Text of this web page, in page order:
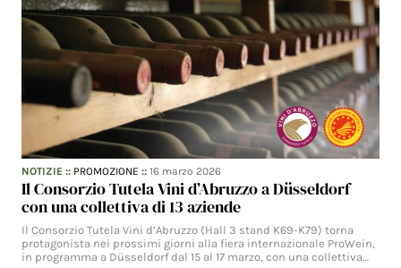
NOTIZIE :: PROMOZIONE ::16 marzo 2026
Il Consorzio Tutela Vini d’Abruzzo a Düsseldorf
con una collettiva di 13 aziende
Il Consorzio Tutela Vini d’Abruzzo (Hall 3 stand K69-K79) torna
protagonista nei prossimi giorni alla fiera internazionale ProWein,
in programma a Düsseldorf dal 15 al 17 marzo, con una collettiva…